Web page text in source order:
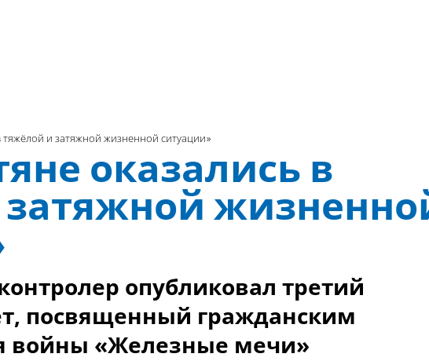
тяжёлой и затяжной жизненной ситуации»
оказались в
опубликовал третий
посвященный гражданским
войны «Железные мечи»